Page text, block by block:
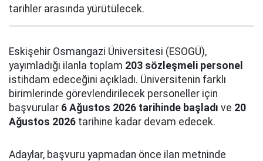
tarihler arasında yürütülecek.
Eskişehir Osmangazi Üniversitesi (ESOGÜ),
yayımladığı ilanla toplam 203 sözleşmeli personel
istihdam edeceğini açıkladı. Üniversitenin farklı
birimlerinde görevlendirilecek personeller için
başvurular 6 Ağustos 2026 tarihinde başladı ve 20
Ağustos 2026 tarihine kadar devam edecek.
Adaylar, başvuru yapmadan önce ilan metninde